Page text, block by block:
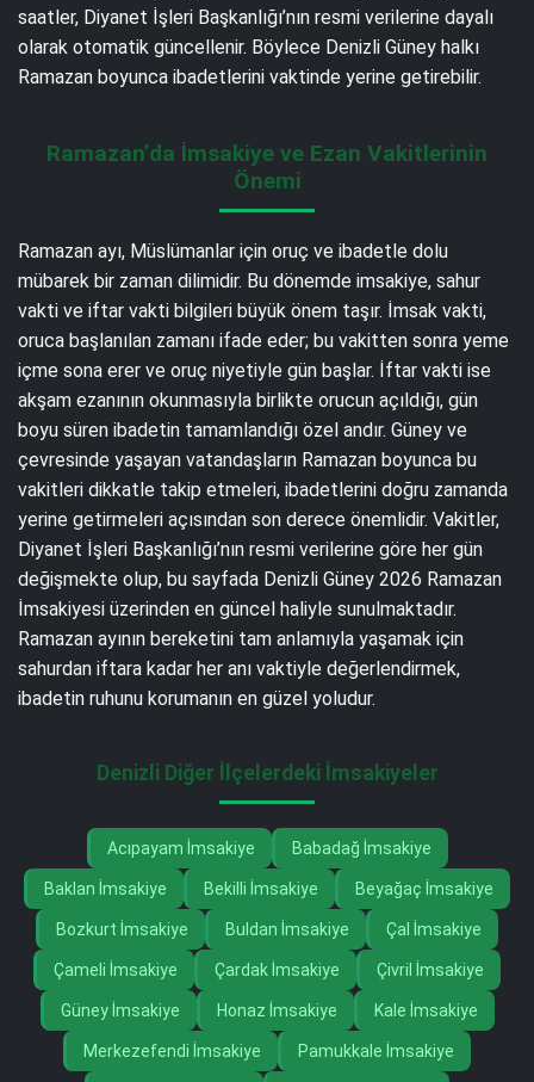
saatler, Diyanet İşleri Başkanlığı’nın resmi verilerine dayalı
olarak otomatik güncellenir. Böylece Denizli Güney halkı
Ramazan boyunca ibadetlerini vaktinde yerine getirebilir.
Ramazan’da İmsakiye ve Ezan Vakitlerinin
Önemi
Ramazan ayı, Müslümanlar için oruç ve ibadetle dolu
mübarek bir zaman dilimidir. Bu dönemde imsakiye, sahur
vakti ve iftar vakti bilgileri büyük önem taşır. İmsak vakti,
oruca başlanılan zamanı ifade eder; bu vakitten sonra yeme
içme sona erer ve oruç niyetiyle gün başlar. İftar vakti ise
akşam ezanının okunmasıyla birlikte orucun açıldığı, gün
boyu süren ibadetin tamamlandığı özel andır. Güney ve
çevresinde yaşayan vatandaşların Ramazan boyunca bu
vakitleri dikkatle takip etmeleri, ibadetlerini doğru zamanda
yerine getirmeleri açısından son derece önemlidir. Vakitler,
Diyanet İşleri Başkanlığı’nın resmi verilerine göre her gün
değişmekte olup, bu sayfada Denizli Güney 2026 Ramazan
İmsakiyesi üzerinden en güncel haliyle sunulmaktadır.
Ramazan ayının bereketini tam anlamıyla yaşamak için
sahurdan iftara kadar her anı vaktiyle değerlendirmek,
ibadetin ruhunu korumanın en güzel yoludur.
Denizli Diğer İlçelerdeki İmsakiyeler
Acıpayam İmsakiye Babadağ İmsakiye
Baklan İmsakiye Bekilli İmsakiye Beyağaç İmsakiye
Bozkurt İmsakiye Buldan İmsakiye Çal İmsakiye
Çameli İmsakiye Çardak İmsakiye Çivril İmsakiye
Güney İmsakiye Honaz İmsakiye Kale İmsakiye
Merkezefendi İmsakiye Pamukkale İmsakiye